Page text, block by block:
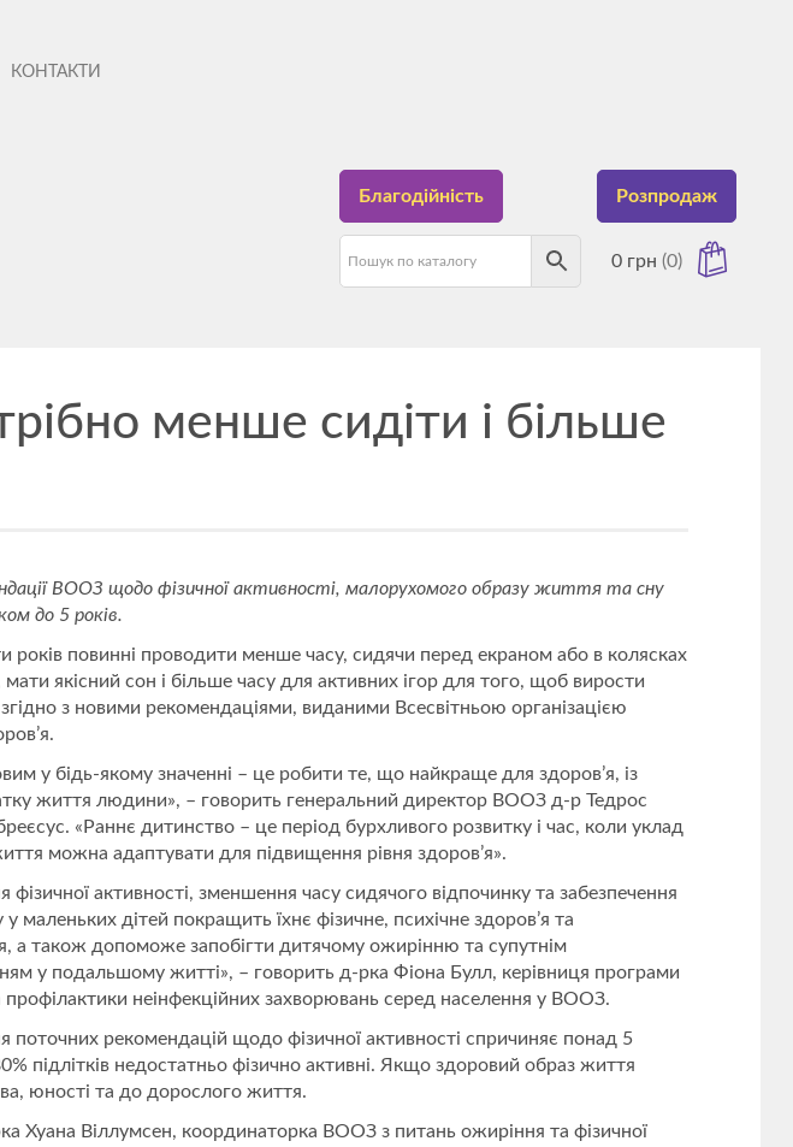
КОНТАКТИ
Благодійність Розпродаж
0 грн (0)
Немає товарів у кошику.
менше сидіти і більше
ВООЗ щодо фізичної активності, малорухомого образу життя та сну
до 5 років.
років повинні проводити менше часу, сидячи перед екраном або в колясках
мати якісний сон і більше часу для активних ігор для того, щоб вирости
з новими рекомендаціями, виданими Всесвітньою організацією
у бідь-якому значенні – це робити те, що найкраще для здоров’я, із
життя людини», – говорить генеральний директор ВООЗ д-р Тедрос
«Раннє дитинство – це період бурхливого розвитку і час, коли уклад
можна адаптувати для підвищення рівня здоров’я».
фізичної активності, зменшення часу сидячого відпочинку та забезпечення
у маленьких дітей покращить їхнє фізичне, психічне здоров’я та
а також допоможе запобігти дитячому ожирінню та супутнім
у подальшому житті», – говорить д-рка Фіона Булл, керівниця програми
профілактики неінфекційних захворювань серед населення у ВООЗ.
поточних рекомендацій щодо фізичної активності спричиняє понад 5
підлітків недостатньо фізично активні. Якщо здоровий образ життя
юності та до дорослого життя.
Хуана Віллумсен, координаторка ВООЗ з питань ожиріння та фізичної